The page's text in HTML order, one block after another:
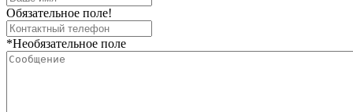
Обязательное поле!
*Необязательное поле